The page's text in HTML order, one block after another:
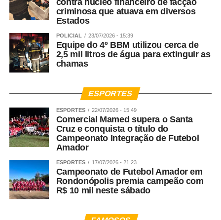
WhatsApp
Facebook
TwitterMessenger
contra núcleo financeiro de facção
criminosa que atuava em diversos
Estados
POLICIAL 23/07/2026 - 15:39
Equipe do 4º BBM utilizou cerca de
2,5 mil litros de água para extinguir as
chamas
ESPORTES
ESPORTES 22/07/2026 - 15:49
Comercial Mamed supera o Santa
Cruz e conquista o título do
Campeonato Integração de Futebol
Amador
ESPORTES 17/07/2026 - 21:23
Campeonato de Futebol Amador em
Rondonópolis premia campeão com
R$ 10 mil neste sábado